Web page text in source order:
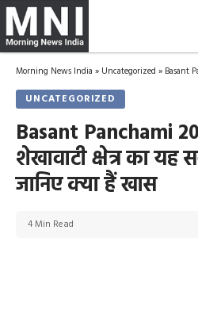
Morning News India » Uncategorized » Basant
UNCATEGORIZED
Basant Panchami
शेखावाटी क्षेत्र का यह
जानिए क्या हैं खास
4 Min Read